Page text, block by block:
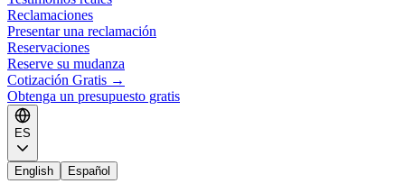
Reclamaciones
Presentar una reclamación
Reservaciones
Reserve su mudanza
Cotización Gratis →
Obtenga un presupuesto gratis
ES
English Español